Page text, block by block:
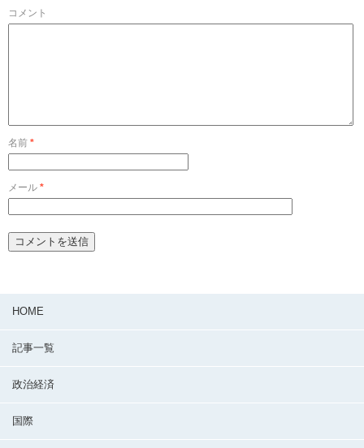
コメント
名前 *
メール *
HOME
記事一覧
政治経済
国際